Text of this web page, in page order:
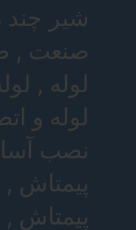
صنعت ,
لوله ,
لوله و
نصب
پیمتاش ,
پیمتاش ,